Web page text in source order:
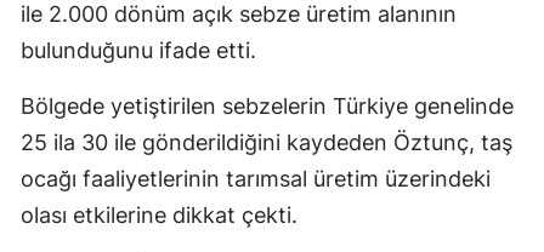
ile 2.000 dönüm açık sebze üretim alanının
bulunduğunu ifade etti.
Bölgede yetiştirilen sebzelerin Türkiye genelinde
25 ila 30 ile gönderildiğini kaydeden Öztunç, taş
ocağı faaliyetlerinin tarımsal üretim üzerindeki
olası etkilerine dikkat çekti.